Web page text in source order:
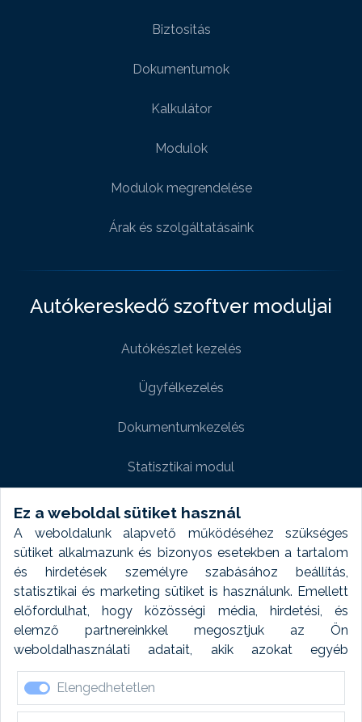
Ez a weboldal sütiket használ
A weboldalunk alapvető működéséhez szükséges
sütiket alkalmazunk és bizonyos esetekben a tartalom
és hirdetések személyre szabásához beállítás,
statisztikai és marketing sütiket is használunk. Emellett
előfordulhat, hogy közösségi média, hirdetési, és
elemző partnereinkkel megosztjuk az Ön
weboldalhasználati adatait, akik azokat egyéb
forrásokból gyűjtött adatokkal kombinálhatják. A sütik
elfogadásával kapcsolatosan naplózást végzünk és
ezen adatokat 6 hónap után automatikusan töröljük. A
Elengedhetetlen
Biztositás
Dokumentumok
Kalkulátor
Modulok
Modulok megrendelése
Árak és szolgáltatásaink
Autókereskedő szoftver moduljai
Autókészlet kezelés
Ügyfélkezelés
Dokumentumkezelés
Statisztikai modul
Weboldal modul
Fényképtár extra modul
Autómosó modul
Feladatütemezés